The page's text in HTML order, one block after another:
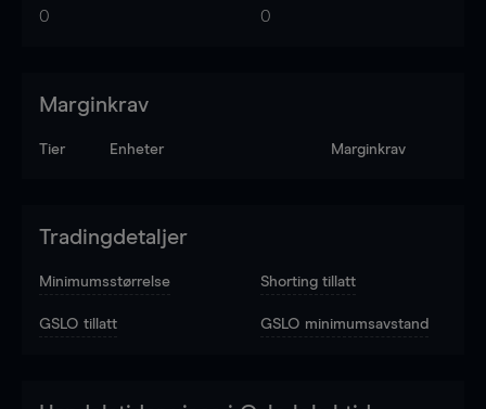
0 0
Marginkrav
Tier Enheter Marginkrav
Tradingdetaljer
Minimumsstørrelse Shorting tillatt
GSLO tillatt GSLO minimumsavstand